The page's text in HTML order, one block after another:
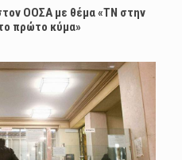
ΟΟΣΑ με θέμα «ΤΝ στην
πρώτο κύμα»